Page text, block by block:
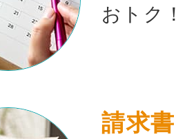
おトク
請求